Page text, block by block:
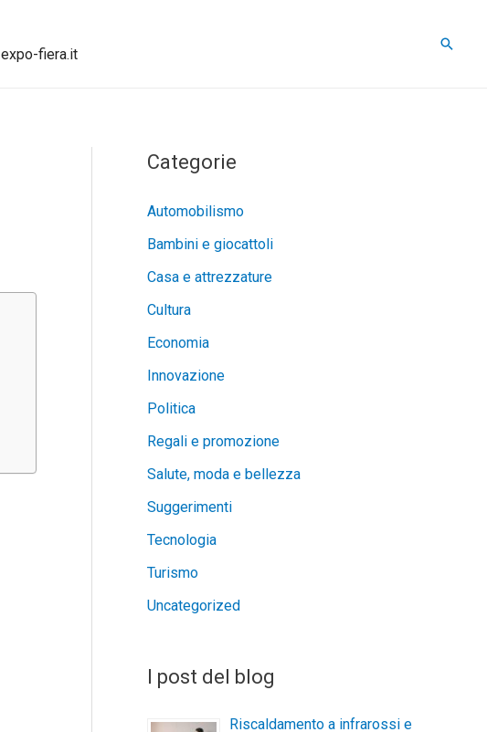
fiera.it
Cerca
Categorie
Automobilismo
Bambini e giocattoli
Casa e attrezzature
Cultura
Economia
Innovazione
Politica
Regali e promozione
Salute, moda e bellezza
Suggerimenti
Tecnologia
Turismo
Uncategorized
I post del blog
Riscaldamento a infrarossi e